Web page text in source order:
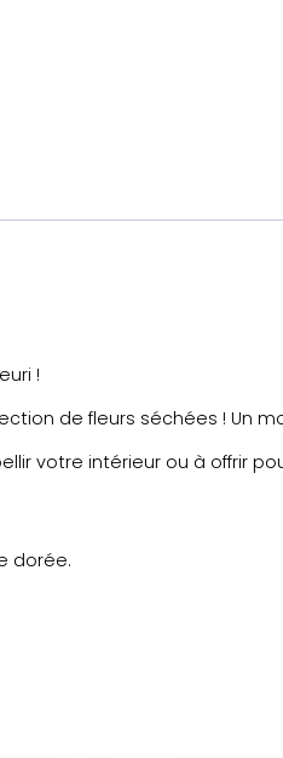
!
de fleurs séchées ! Un
votre intérieur ou à offrir
dorée.